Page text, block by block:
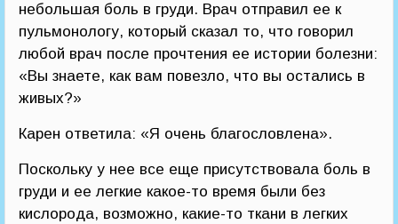
небольшая боль в груди. Врач отправил ее к
пульмонологу, который сказал то, что говорил
любой врач после прочтения ее истории болезни:
«Вы знаете, как вам повезло, что вы остались в
живых?»
Карен ответила: «Я очень благословлена».
Поскольку у нее все еще присутствовала боль в
груди и ее легкие какое-то время были без
кислорода, возможно, какие-то ткани в легких